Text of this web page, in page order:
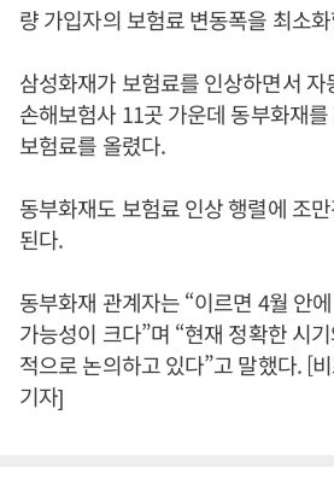
량 가입자의 보험료 변동폭을 최소
삼성화재가 보험료를 인상하면서
손해보험사 11곳 가운데 동부화재
보험료를 올렸다.
동부화재도 보험료 인상 행렬에 조
된다.
동부화재 관계자는 “이르면 4월 안
가능성이 크다”며 “현재 정확한 시
적으로 논의하고 있다”고 말했다. [
기자]